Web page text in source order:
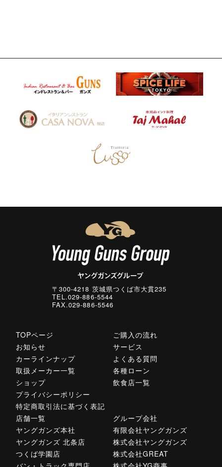
〒300-4218 茨城県つくば市大貫235
TEL.029-886-5544
FAX.029-886-5546
TOPページ
お知らせ
カーラインナップ
取扱メーカー一覧
ショップ
プライバシーポリシー
特定商取引法に基づく表記
ご購入の流れ
サービス
よくある質問
各種ローン
飲食店一覧
店舗一覧
ヤングガンズ本社
ヤングガンズ 北条店
つくば学園店
グループ会社
有限会社ヤングガンズ
株式会社ヤングガンズ
株式会社GREAT